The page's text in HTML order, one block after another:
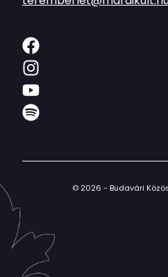
© 2026 - Budavári